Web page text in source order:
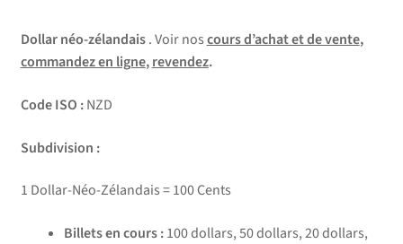
Dollar néo-zélandais. Voir noscours d’achat et de vente,
commandez en ligne,revendez.
Code ISO :NZD
Subdivision :
1 Dollar-Néo-Zélandais = 100 Cents
Billets en cours :100 dollars, 50 dollars, 20 dollars,